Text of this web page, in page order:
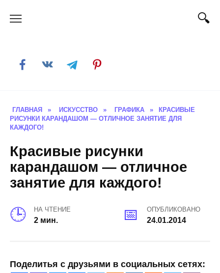
ГЛАВНАЯ » ИСКУССТВО » ГРАФИКА »
КРАСИВЫЕ
РИСУНКИ КАРАНДАШОМ — ОТЛИЧНОЕ ЗАНЯТИЕ ДЛЯ
КАЖДОГО!
Красивые рисунки
карандашом — отличное
занятие для каждого!
НА ЧТЕНИЕ
2 мин.
ОПУБЛИКОВАНО
24.01.2014
Поделитья с друзьями в социальных сетях: